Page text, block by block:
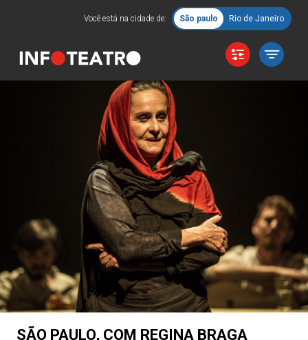
Você está na cidade de: São paulo Rio de Janeiro
SÃO PAULO, COM REGINA BRAGA